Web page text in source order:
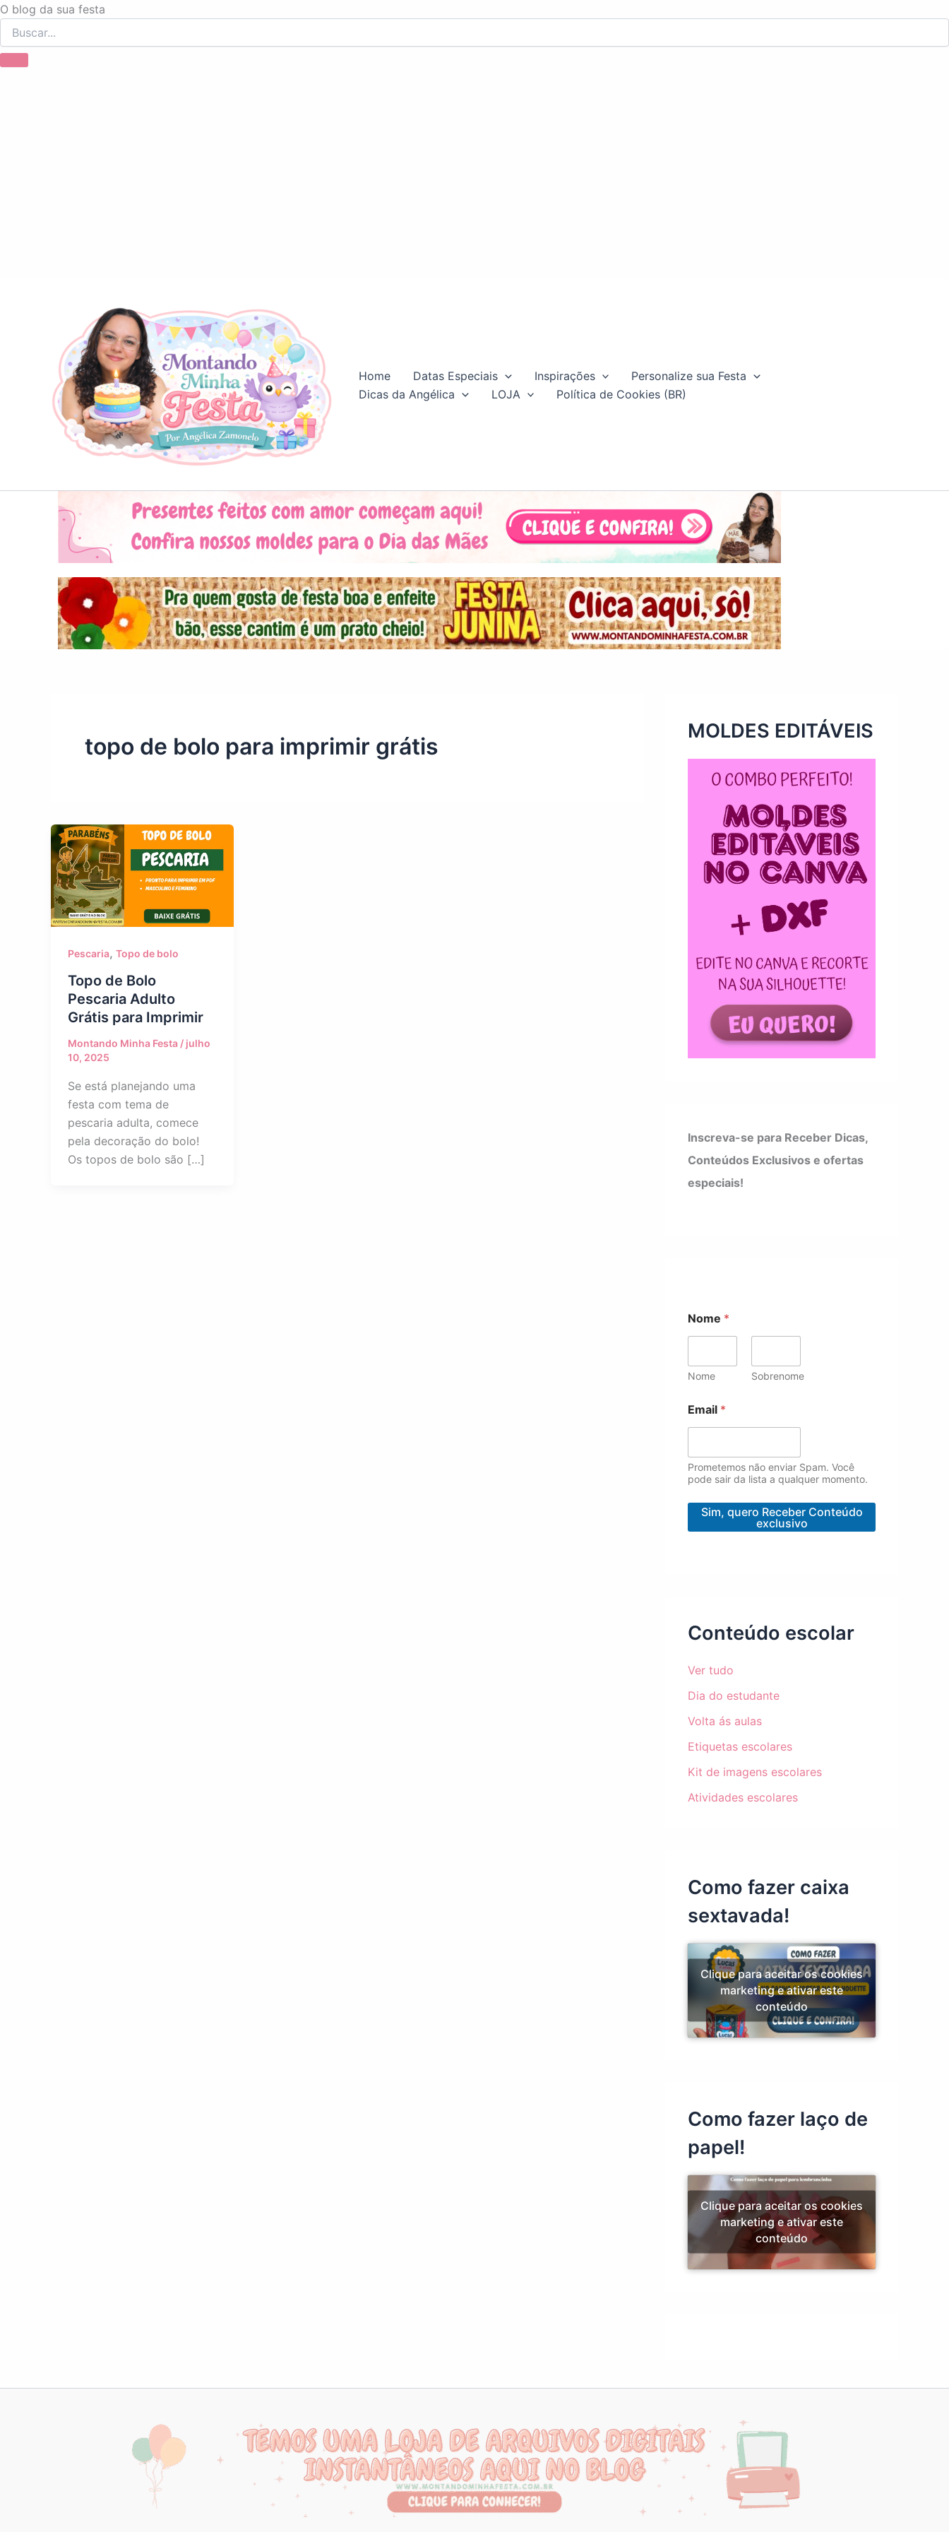
O blog da sua festa
Ir
para
o
conteúdo
Home Datas Especiais Inspirações
Personalize sua Festa
Dicas da Angélica
LOJA Política de Cookies (BR)
topo de bolo para imprimir grátis
Pescaria, Topo de bolo
Topo de Bolo
Pescaria Adulto
Grátis para Imprimir
Montando Minha Festa / julho
10, 2025
Se está planejando uma
festa com tema de
pescaria adulta, comece
pela decoração do bolo!
Os topos de bolo são […]
MOLDES EDITÁVEIS
Inscreva-se para Receber Dicas,
Conteúdos Exclusivos e ofertas
especiais!
E
m
i
l
m
a
i
Nome *
Nome Sobrenome
Email *
Prometemos não enviar Spam. Você
pode sair da lista a qualquer momento.
Sim, quero Receber Conteúdo
exclusivo
Conteúdo escolar
Ver tudo
Dia do estudante
Volta ás aulas
Etiquetas escolares
Kit de imagens escolares
Atividades escolares
Como fazer caixa
sextavada!
Clique para aceitar os cookies
marketing e ativar este
conteúdo
Como fazer laço de
papel!
Clique para aceitar os cookies
marketing e ativar este
conteúdo